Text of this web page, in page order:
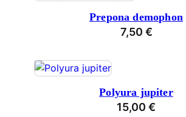
Prepona demophon
7,50 €
Polyura jupiter
15,00 €